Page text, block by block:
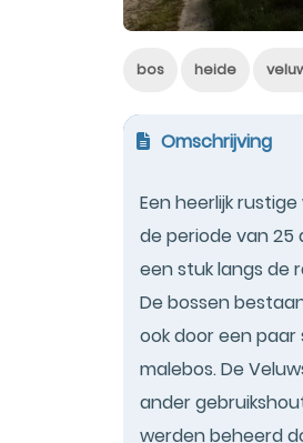
bos heide
Omschrijving
Een heerlijk
de periode van
een stuk langs de
De bossen
ook door een
malebos. De
ander
werden beheerd